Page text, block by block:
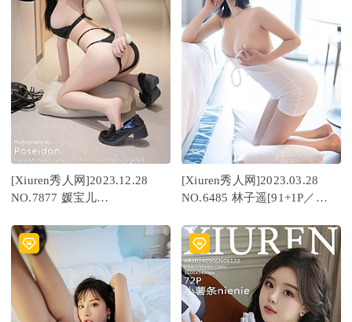
[Xiuren秀人网]2023.12.28
NO.7877 媛宝儿
[Xiuren秀人网]2023.03.28
NO.6485 林子遥[91+1P／